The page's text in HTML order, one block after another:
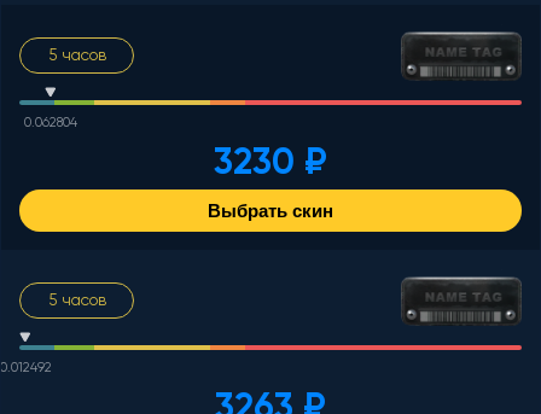
0.062804
5 часов
3230 ₽
Выбрать скин
0.012492
5 часов